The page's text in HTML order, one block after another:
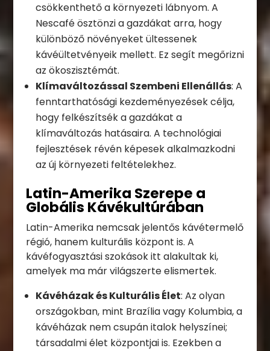
csökkenthető a környezeti lábnyom. A
Nescafé ösztönzi a gazdákat arra, hogy
különböző növényeket ültessenek
kávéültetvényeik mellett. Ez segít megőrizni
az ökoszisztémát.
Klímaváltozással Szembeni Ellenállás: A
fenntarthatósági kezdeményezések célja,
hogy felkészítsék a gazdákat a
klímaváltozás hatásaira. A technológiai
fejlesztések révén képesek alkalmazkodni
az új környezeti feltételekhez.
Latin-Amerika Szerepe a
Globális Kávékultúrában
Latin-Amerika nemcsak jelentős kávétermelő
régió, hanem kulturális központ is. A
kávéfogyasztási szokások itt alakultak ki,
amelyek ma már világszerte elismertek.
Kávéházak és Kulturális Élet: Az olyan
országokban, mint Brazília vagy Kolumbia, a
kávéházak nem csupán italok helyszínei;
társadalmi élet központjai is. Ezekben a